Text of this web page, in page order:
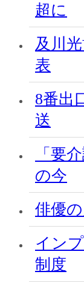
超に
及川
表
8番出
送
「要
の今
俳優
イン
制度